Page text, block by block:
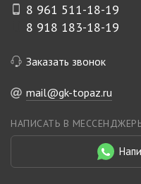
8 961 511-18-19
8 918 183-18-19
Заказать звонок
mail@gk-topaz.ru
НАПИСАТЬ В